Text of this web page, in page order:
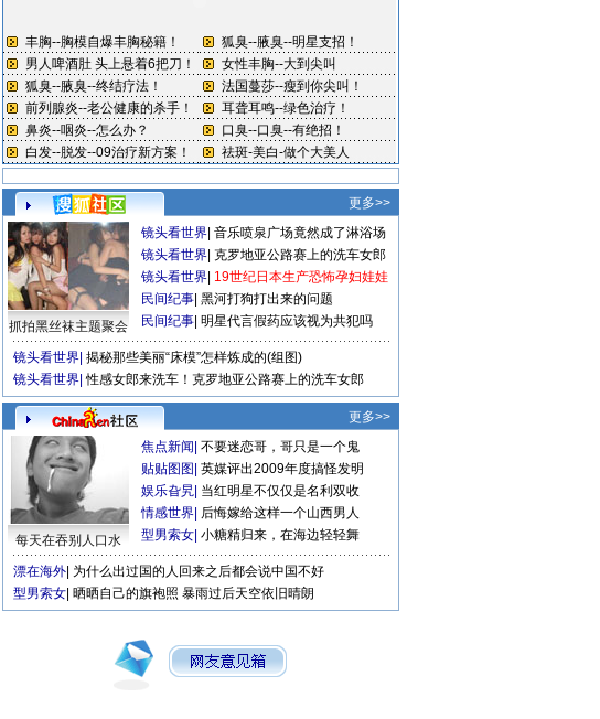
更多>>
抓拍黑丝袜主题聚会
镜头看世界 音乐喷泉广场竟然成了淋浴场
镜头看世界 克罗地亚公路赛上的洗车女郎
镜头看世界 19世纪日本生产恐怖孕妇娃娃
民间纪事 黑河打狗打出来的问题
民间纪事 明星代言假药应该视为共犯吗
镜头看世界 揭秘那些美丽“床模”怎样炼成的(组图)
镜头看世界 性感女郎来洗车！克罗地亚公路赛上的洗车女郎
更多>>
每天在吞别人口水
焦点新闻 不要迷恋哥，哥只是一个鬼
贴贴图图 英媒评出2009年度搞怪发明
娱乐旮旯 当红明星不仅仅是名利双收
情感世界 后悔嫁给这样一个山西男人
型男索女 小糖精归来，在海边轻轻舞
漂在海外 为什么出过国的人回来之后都会说中国不好
型男索女 晒晒自己的旗袍照 暴雨过后天空依旧晴朗